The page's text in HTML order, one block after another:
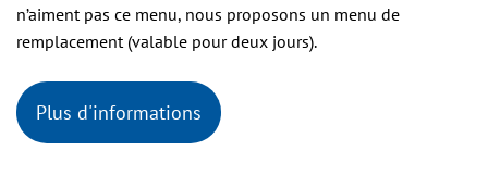
n’aiment pas ce menu, nous proposons un menu de
remplacement (valable pour deux jours).
Plus d'informations